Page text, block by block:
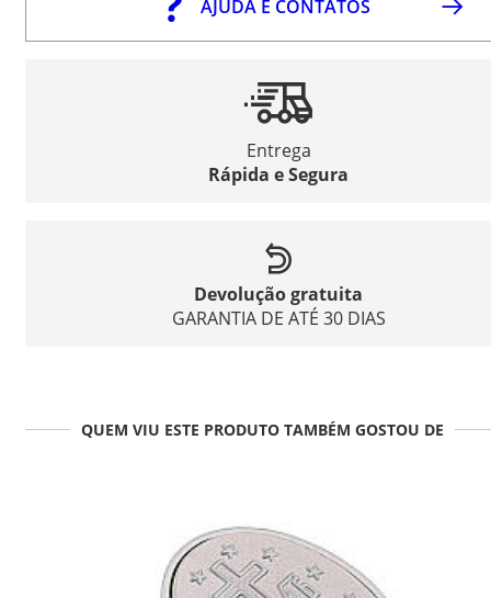
AJUDA E CONTATOS
Entrega
Rápida e Segura
Devolução gratuita
GARANTIA DE ATÉ 30 DIAS
QUEM VIU ESTE PRODUTO TAMBÉM GOSTOU DE